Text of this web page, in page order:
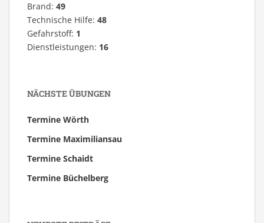
Brand: 49
Technische Hilfe: 48
Gefahrstoff: 1
Dienstleistungen: 16
NÄCHSTE ÜBUNGEN
Termine Wörth
Termine Maximiliansau
Termine Schaidt
Termine Büchelberg